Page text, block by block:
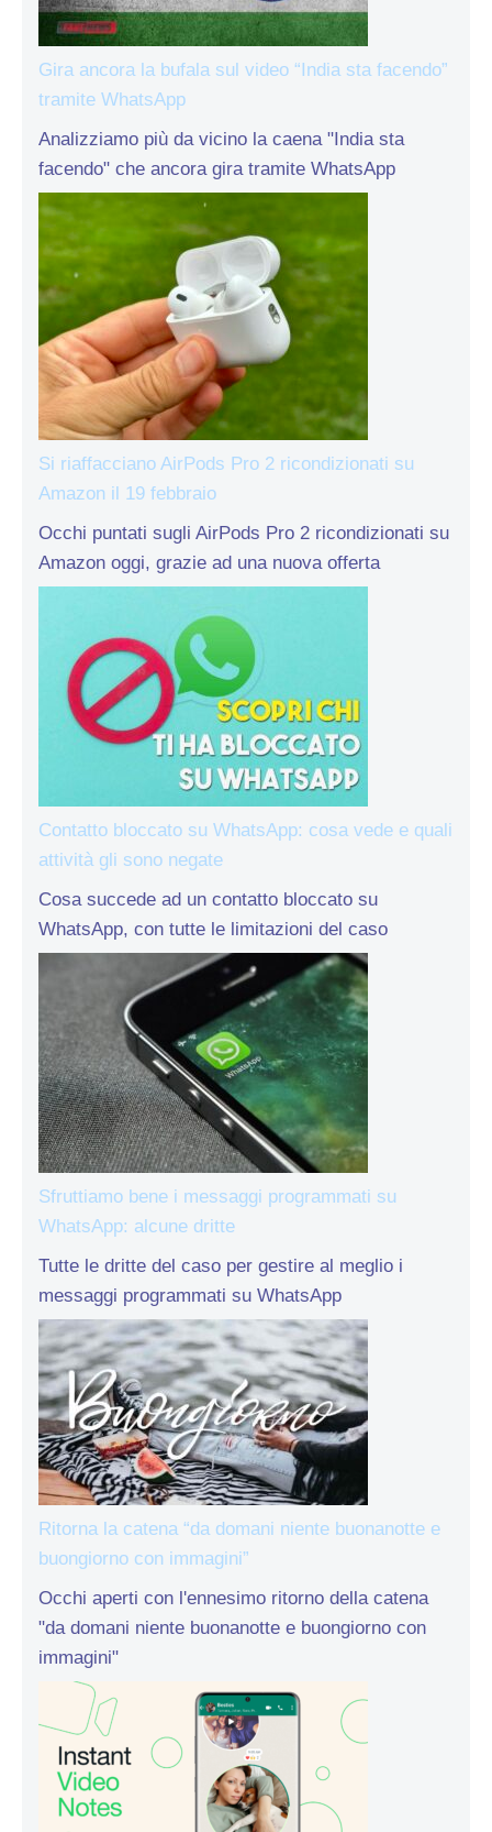
Gira ancora la bufala sul video “India sta facendo”
tramite WhatsApp
Analizziamo più da vicino la caena "India sta
facendo" che ancora gira tramite WhatsApp
Si riaffacciano AirPods Pro 2 ricondizionati su
Amazon il 19 febbraio
Occhi puntati sugli AirPods Pro 2 ricondizionati su
Amazon oggi, grazie ad una nuova offerta
Contatto bloccato su WhatsApp: cosa vede e quali
attività gli sono negate
Cosa succede ad un contatto bloccato su
WhatsApp, con tutte le limitazioni del caso
Sfruttiamo bene i messaggi programmati su
WhatsApp: alcune dritte
Tutte le dritte del caso per gestire al meglio i
messaggi programmati su WhatsApp
Ritorna la catena “da domani niente buonanotte e
buongiorno con immagini”
Occhi aperti con l'ennesimo ritorno della catena
"da domani niente buonanotte e buongiorno con
immagini"